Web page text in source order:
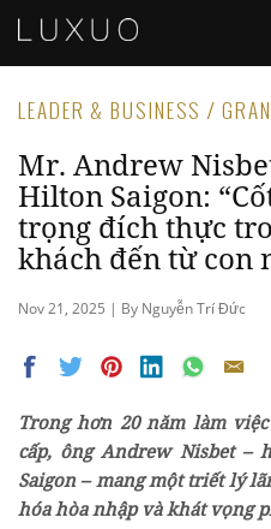
LEADER & BUSINESS /
Mr. Andrew
Hilton Saigon:
trọng đích thực
khách đến từ con
Nov 21, 2025 | By Nguyễn Trí Đức
Trong hơn 20 năm làm
cấp, ông Andrew Nisbet –
Saigon – mang một triết lý
hóa hòa nhập và khát vọng